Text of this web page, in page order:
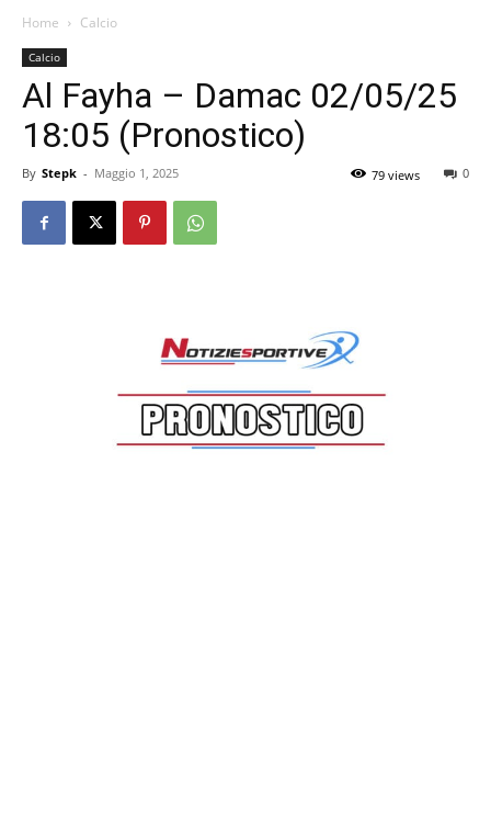
Home Calcio
Calcio
Al Fayha – Damac 02/05/25
18:05 (Pronostico)
By Stepk - Maggio 1, 2025 0
79 views